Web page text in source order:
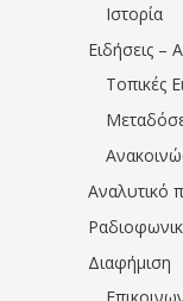
Ιστορία
Ειδήσεις –
Τοπικές
Αναλυτικό
Διαφήμιση